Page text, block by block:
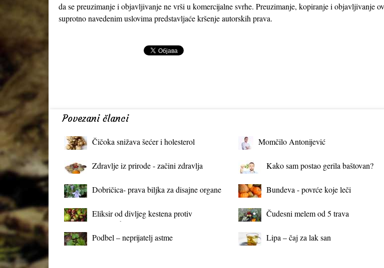
da se preuzimanje i objavljivanje ne vrši u komercijalne svrhe. Preuzimanje, kopiranje i objavljivanje
suprotno navedenim uslovima predstavljaće kršenje autorskih prava.
Povezani članci
Čičoka snižava šećer i holesterol Momčilo Antonijević
Zdravlje iz prirode - začini zdravlja Kako sam postao gerila baštovan?
Dobričica- prava biljka za disajne organe Bundeva - povrće koje leči
Eliksir od divljeg kestena protiv
proširenih vena
Čudesni melem od 5 trava
Podbel – neprijatelj astme Lipa – čaj za lak san